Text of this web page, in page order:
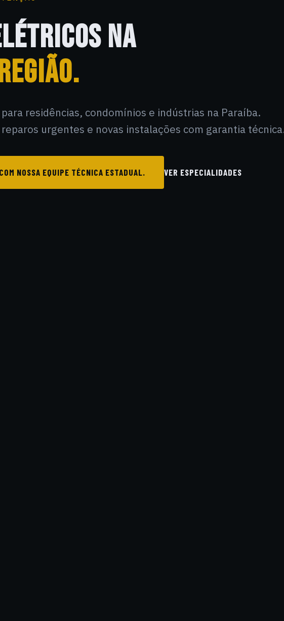
NA
residências, condomínios e indústrias na Paraíba.
urgentes e novas instalações com garantia
NOSSA EQUIPE TÉCNICA ESTADUAL. VER ESPECIALIDADES